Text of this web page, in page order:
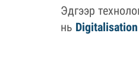
Эдгээр
нь